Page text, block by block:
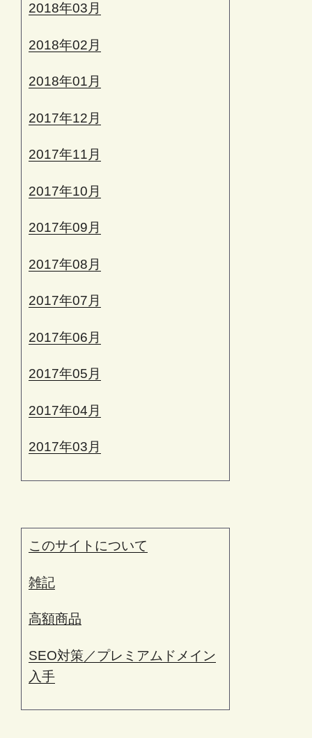
2018年03月
2018年02月
2018年01月
2017年12月
2017年11月
2017年10月
2017年09月
2017年08月
2017年07月
2017年06月
2017年05月
2017年04月
2017年03月
このサイトについて
雑記
高額商品
SEO対策／プレミアムドメイン
入手